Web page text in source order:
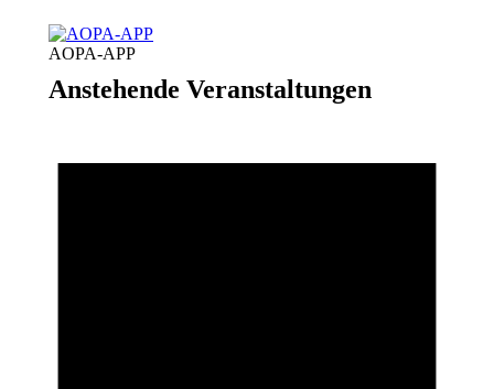
AOPA-APP
Anstehende Veranstaltungen